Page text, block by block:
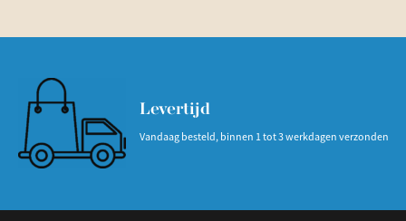
Levertijd
Vandaag besteld, binnen 1 tot 3 werkdagen verzonden